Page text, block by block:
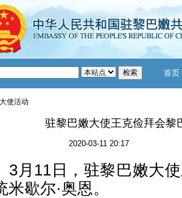
首页
大使活动
驻黎巴嫩大使王克俭拜会黎
2020-03-11 20:17
11日，驻黎巴嫩大使
米歇尔·奥恩。